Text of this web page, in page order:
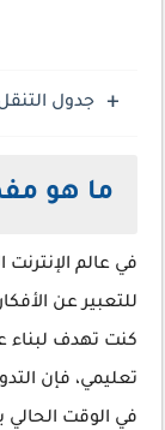
جدول
ما هو
في عالم
للتعبير عن
كنت تهدف لبناء
تعليمي، فإن
في الوقت الحالي